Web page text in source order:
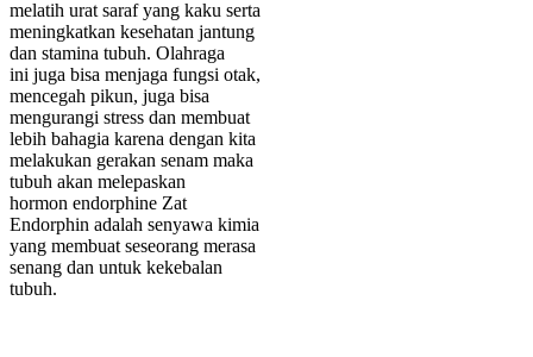
melatih urat saraf yang kaku serta
meningkatkan kesehatan jantung
dan stamina tubuh. Olahraga
ini juga bisa menjaga fungsi otak,
mencegah pikun, juga bisa
mengurangi stress dan membuat
lebih bahagia karena dengan kita
melakukan gerakan senam maka
tubuh akan melepaskan
hormon endorphine Zat
Endorphin adalah senyawa kimia
yang membuat seseorang merasa
senang dan untuk kekebalan
tubuh.